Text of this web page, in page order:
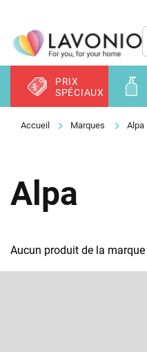
contenu
PRIX
SPÉCIAUX
Marques Alpa
Alpa
Aucun produit de la marque